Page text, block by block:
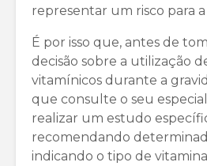
representar um risco para a
É por isso que, antes de
decisão sobre a utilização
vitamínicos durante a
que consulte o seu
realizar um estudo
recomendando
indicando o tipo de